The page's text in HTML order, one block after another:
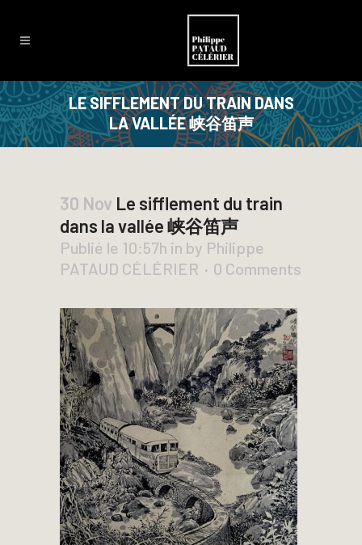
LE SIFFLEMENT DU TRAIN DANS
LA VALLÉE 峡谷笛声
30 Nov Le sifflement du train
dans la vallée 峡谷笛声
Publié le 10:57h in by Philippe
PATAUD CÉLÉRIER
0 Comments